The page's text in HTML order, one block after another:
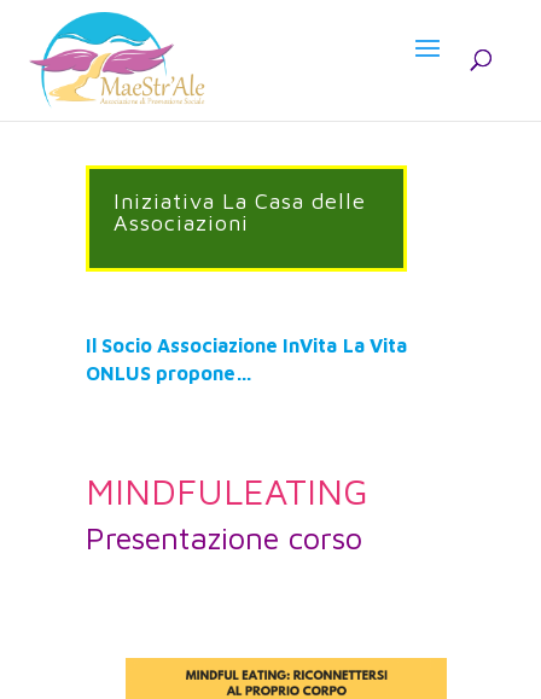
Iniziativa La Casa delle
Associazioni
Il Socio Associazione InVita La Vita
ONLUSpropone…
MINDFULEATING
Presentazione corso